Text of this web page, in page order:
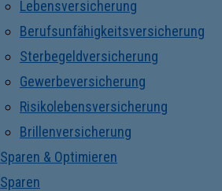
Lebensversicherung
Berufsunfähigkeitsversicherung
Sterbegeldversicherung
Gewerbeversicherung
Risikolebensversicherung
Brillenversicherung
Sparen & Optimieren
Sparen